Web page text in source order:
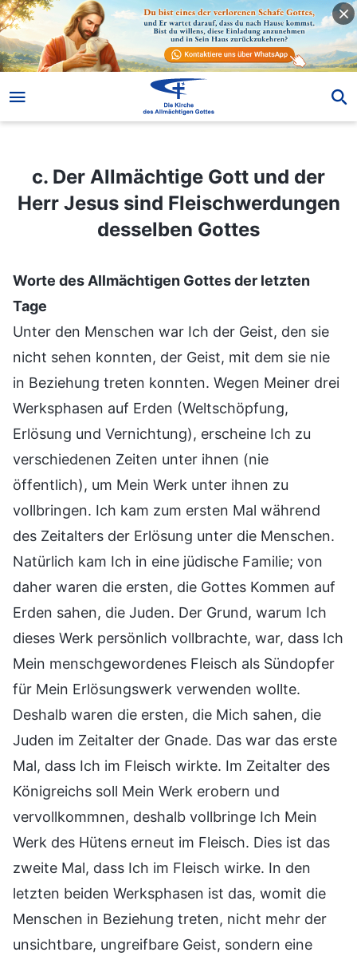
c. Der Allmächtige Gott und der
Herr Jesus sind Fleischwerdungen
desselben Gottes
Worte des Allmächtigen Gottes der letzten
Tage
Unter den Menschen war Ich der Geist, den sie
nicht sehen konnten, der Geist, mit dem sie nie
in Beziehung treten konnten. Wegen Meiner drei
Werksphasen auf Erden (Weltschöpfung,
Erlösung und Vernichtung), erscheine Ich zu
verschiedenen Zeiten unter ihnen (nie
öffentlich), um Mein Werk unter ihnen zu
vollbringen. Ich kam zum ersten Mal während
des Zeitalters der Erlösung unter die Menschen.
Natürlich kam Ich in eine jüdische Familie; von
daher waren die ersten, die Gottes Kommen auf
Erden sahen, die Juden. Der Grund, warum Ich
dieses Werk persönlich vollbrachte, war, dass Ich
Mein menschgewordenes Fleisch als Sündopfer
für Mein Erlösungswerk verwenden wollte.
Deshalb waren die ersten, die Mich sahen, die
Juden im Zeitalter der Gnade. Das war das erste
Mal, dass Ich im Fleisch wirkte. Im Zeitalter des
Königreichs soll Mein Werk erobern und
vervollkommnen, deshalb vollbringe Ich Mein
Werk des Hütens erneut im Fleisch. Dies ist das
zweite Mal, dass Ich im Fleisch wirke. In den
letzten beiden Werksphasen ist das, womit die
Menschen in Beziehung treten, nicht mehr der
unsichtbare, ungreifbare Geist, sondern eine